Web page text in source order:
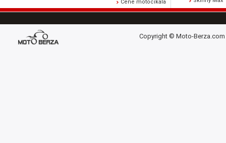
Cene motocikala
Copyright © Moto-Berza.com